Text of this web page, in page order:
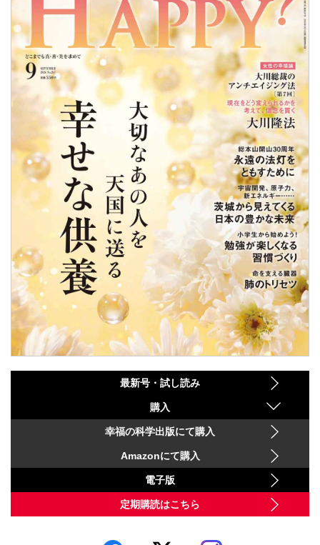
最新号・試し読み
購入
幸福の科学出版にて購入
Amazonにて購入
電子版
定期購読はこちら